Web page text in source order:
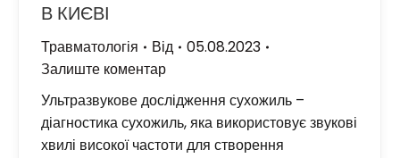
В КИЄВІ
Травматологія Від
05.08.2023
Залиште коментар
Ультразвукове дослідження сухожиль –
діагностика сухожиль, яка використовує звукові
хвилі високої частоти для створення